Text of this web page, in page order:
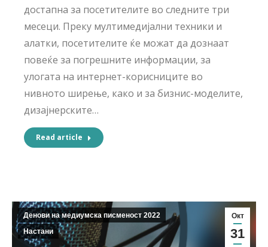
достапна за посетителите во следните три
месеци. Преку мултимедијални техники и
алатки, посетителите ќе можат да дознаат
повеќе за погрешните информации, за
улогата на интернет-корисниците во
нивното ширење, како и за бизнис-моделите,
дизајнерските…
Read article
Окт
31
Денови на медиумска писменост 2022
Настани